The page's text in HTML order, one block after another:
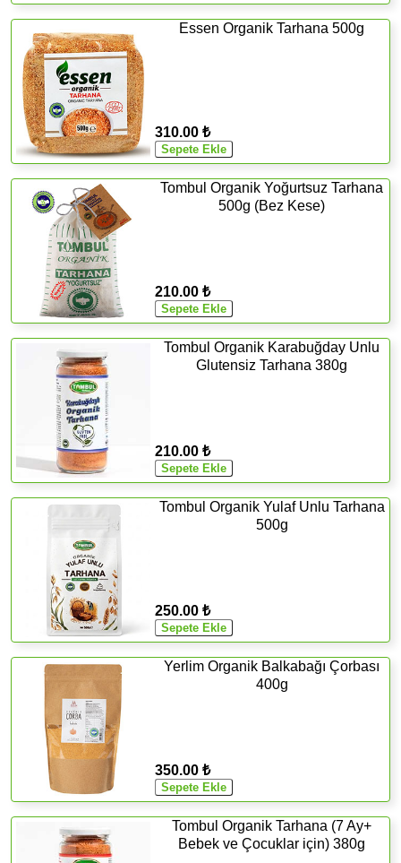
Essen Organik Tarhana 500g
310.00 ₺
Tombul Organik Yoğurtsuz Tarhana
500g (Bez Kese)
210.00 ₺
Tombul Organik Karabuğday Unlu
Glutensiz Tarhana 380g
210.00 ₺
Tombul Organik Yulaf Unlu Tarhana
500g
250.00 ₺
Yerlim Organik Balkabağı Çorbası
400g
350.00 ₺
Tombul Organik Tarhana (7 Ay+
Bebek ve Çocuklar için) 380g